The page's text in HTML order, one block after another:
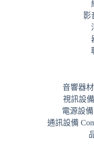
影
音響器
視訊設
電源設備
通訊設備